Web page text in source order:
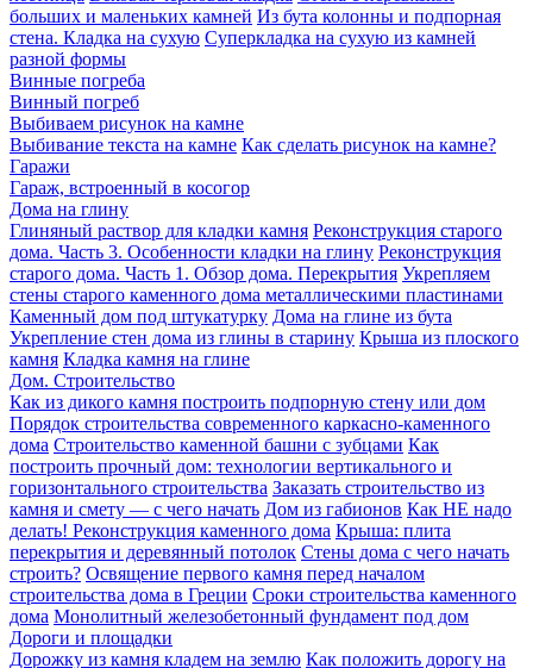
больших и маленьких камней Из бута колонны и подпорная
стена. Кладка на сухую Суперкладка на сухую из камней
разной формы
Винные погреба
Винный погреб
Выбиваем рисунок на камне
Выбивание текста на камне Как сделать рисунок на камне?
Гаражи
Гараж, встроенный в косогор
Дома на глину
Глиняный раствор для кладки камня Реконструкция старого
дома. Часть 3. Особенности кладки на глину Реконструкция
старого дома. Часть 1. Обзор дома. Перекрытия Укрепляем
стены старого каменного дома металлическими пластинами
Каменный дом под штукатурку Дома на глине из бута
Укрепление стен дома из глины в старину Крыша из плоского
камня Кладка камня на глине
Дом. Строительство
Как из дикого камня построить подпорную стену или дом
Порядок строительства современного каркасно-каменного
дома Строительство каменной башни с зубцами Как
построить прочный дом: технологии вертикального и
горизонтального строительства Заказать строительство из
камня и смету — с чего начать Дом из габионов Как НЕ надо
делать! Реконструкция каменного дома Крыша: плита
перекрытия и деревянный потолок Стены дома с чего начать
строить? Освящение первого камня перед началом
строительства дома в Греции Сроки строительства каменного
дома Монолитный железобетонный фундамент под дом
Дороги и площадки
Дорожку из камня кладем на землю Как положить дорогу на